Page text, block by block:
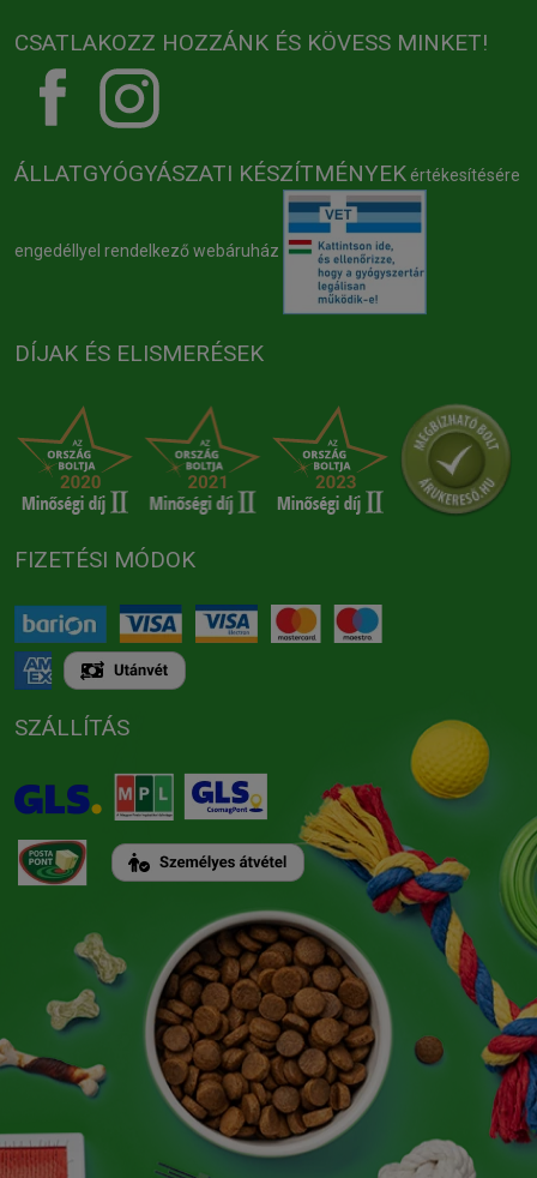
CSATLAKOZZ HOZZÁNK ÉS KÖVESS MINKET!
ÁLLATGYÓGYÁSZATI KÉSZÍTMÉNYEK értékesítésére
engedéllyel rendelkező webáruház
DÍJAK ÉS ELISMERÉSEK
FIZETÉSI MÓDOK
SZÁLLÍTÁS